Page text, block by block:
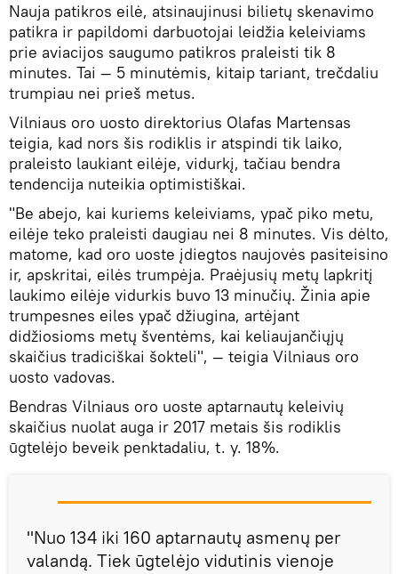
Nauja patikros eilė, atsinaujinusi bilietų skenavimo
patikra ir papildomi darbuotojai leidžia keleiviams
prie aviacijos saugumo patikros praleisti tik 8
minutes. Tai — 5 minutėmis, kitaip tariant, trečdaliu
trumpiau nei prieš metus.
Vilniaus oro uosto direktorius Olafas Martensas
teigia, kad nors šis rodiklis ir atspindi tik laiko,
praleisto laukiant eilėje, vidurkį, tačiau bendra
tendencija nuteikia optimistiškai.
"Be abejo, kai kuriems keleiviams, ypač piko metu,
eilėje teko praleisti daugiau nei 8 minutes. Vis dėlto,
matome, kad oro uoste įdiegtos naujovės pasiteisino
ir, apskritai, eilės trumpėja. Praėjusių metų lapkritį
laukimo eilėje vidurkis buvo 13 minučių. Žinia apie
trumpesnes eiles ypač džiugina, artėjant
didžiosioms metų šventėms, kai keliaujančiųjų
skaičius tradiciškai šokteli", — teigia Vilniaus oro
uosto vadovas.
Bendras Vilniaus oro uoste aptarnautų keleivių
skaičius nuolat auga ir 2017 metais šis rodiklis
ūgtelėjo beveik penktadaliu, t. y. 18%.
"Nuo 134 iki 160 aptarnautų asmenų per
valandą. Tiek ūgtelėjo vidutinis vienoje